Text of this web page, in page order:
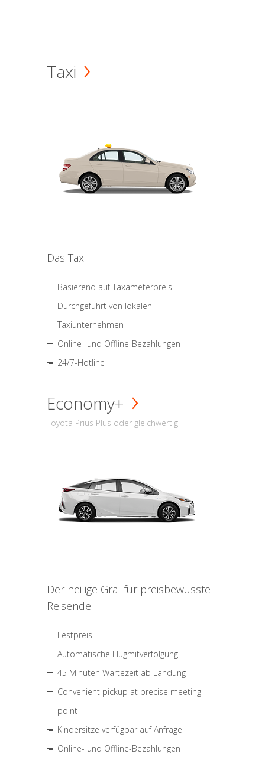
Taxi
Das Taxi
Basierend auf Taxameterpreis
Durchgeführt von lokalen
Taxiunternehmen
Online- und Offline-Bezahlungen
24/7-Hotline
Economy+
Toyota Prius Plus oder gleichwertig
Der heilige Gral für preisbewusste
Reisende
Festpreis
Automatische Flugmitverfolgung
45 Minuten Wartezeit ab Landung
Convenient pickup at precise meeting
point
Kindersitze verfügbar auf Anfrage
Online- und Offline-Bezahlungen